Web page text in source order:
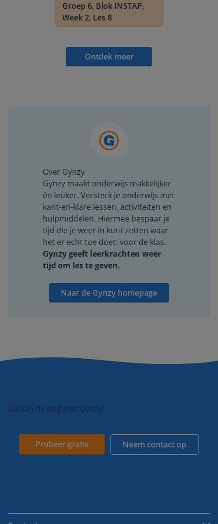
Groep 6, Blok INSTAP,
Week 2, Les 8
Ontdek meer
Over Gynzy
Gynzy maakt onderwijs makkelijker
én leuker. Versterk je onderwijs met
kant-en-klare lessen, activiteiten en
hulpmiddelen. Hiermee bespaar je
tijd die je weer in kunt zetten waar
het er echt toe doet: voor de klas.
Gynzy geeft leerkrachten weer
tijd om les te geven.
Naar de Gynzy homepage
Ga aan de slag met Gynzy!
Probeer gratis Neem contact op